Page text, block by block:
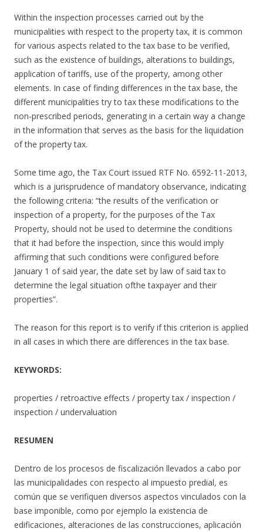
Within the inspection processes carried out by the
municipalities with respect to the property tax, it is common
for various aspects related to the tax base to be verified,
such as the existence of buildings, alterations to buildings,
application of tariffs, use of the property, among other
elements. In case of finding differences in the tax base, the
different municipalities try to tax these modifications to the
non-prescribed periods, generating in a certain way a change
in the information that serves as the basis for the liquidation
of the property tax.
Some time ago, the Tax Court issued RTF No. 6592-11-2013,
which is a jurisprudence of mandatory observance, indicating
the following criteria: “the results of the verification or
inspection of a property, for the purposes of the Tax
Property, should not be used to determine the conditions
that it had before the inspection, since this would imply
affirming that such conditions were configured before
January 1 of said year, the date set by law of said tax to
determine the legal situation ofthe taxpayer and their
properties”.
The reason for this report is to verify if this criterion is applied
in all cases in which there are differences in the tax base.
KEYWORDS:
properties / retroactive effects / property tax / inspection /
inspection / undervaluation
RESUMEN
Dentro de los procesos de fiscalización llevados a cabo por
las municipalidades con respecto al impuesto predial, es
común que se verifiquen diversos aspectos vinculados con la
base imponible, como por ejemplo la existencia de
edificaciones, alteraciones de las construcciones, aplicación